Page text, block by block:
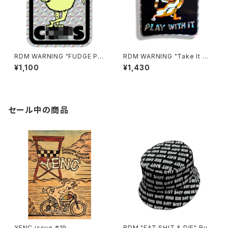
RDM WARNING "FUDGE PO
PO" Sticker
¥1,100
RDM WARNING "Take It Ou
t" Sticker
¥1,430
セール中の商品